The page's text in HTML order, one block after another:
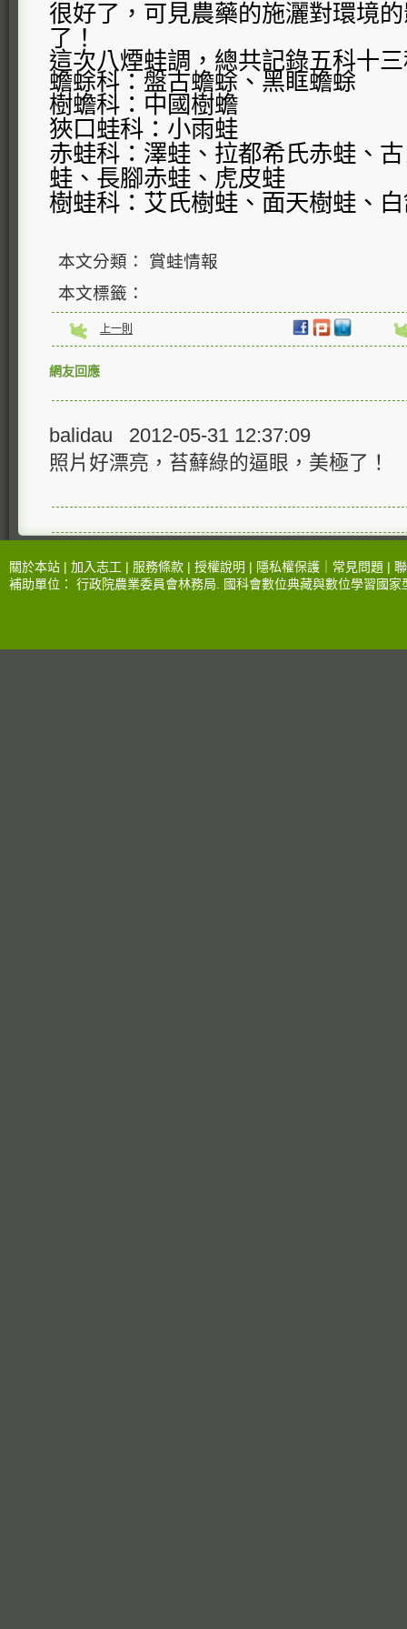
很好了，可見農藥的施灑對環境
了！
這次八煙蛙調，總共記錄五科十
蟾蜍科：盤古蟾蜍、黑眶蟾蜍
樹蟾科：中國樹蟾
狹口蛙科：小雨蛙
赤蛙科：澤蛙、拉都希氏赤蛙、
蛙、長腳赤蛙、虎皮蛙
樹蛙科：艾氏樹蛙、面天樹蛙、
本文分類： 賞蛙情報
本文標籤：
上一則
網友回應
balidau 2012-05-31 12:37:09
照片好漂亮，苔蘚綠的逼眼，美極了！
關於本站 | 加入志工 | 服務條款 | 授權說明 | 隱私權保護 常見問題 |
補助單位： 行政院農業委員會林務局 國科會數位典藏與數位學習國家